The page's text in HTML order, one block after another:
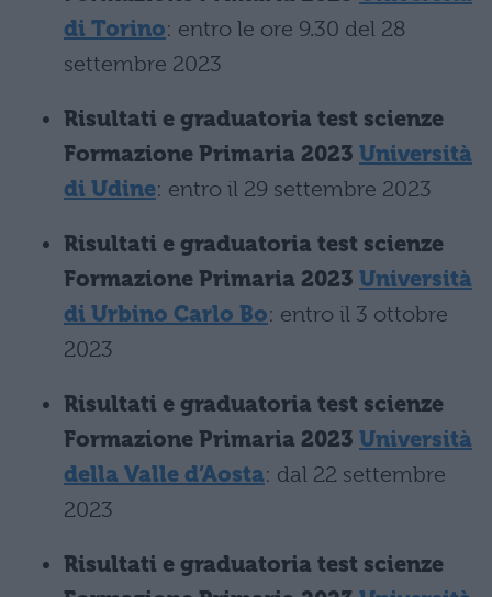
di Torino: entro le ore 9.30 del 28
settembre 2023
Risultati e graduatoria test scienze
Formazione Primaria 2023 Università
di Udine: entro il 29 settembre 2023
Risultati e graduatoria test scienze
Formazione Primaria 2023 Università
di Urbino Carlo Bo: entro il 3 ottobre
2023
Risultati e graduatoria test scienze
Formazione Primaria 2023 Università
della Valle d’Aosta: dal 22 settembre
2023
Risultati e graduatoria test scienze